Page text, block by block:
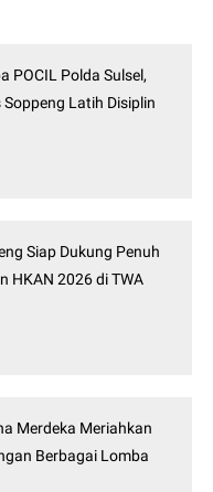
POCIL Polda Sulsel,
Latih Disiplin
Siap Dukung Penuh
HKAN 2026 di TWA
Merdeka Meriahkan
Berbagai Lomba